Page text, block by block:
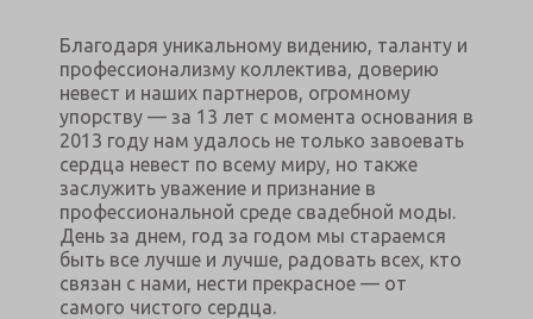
Благодаря уникальному видению, таланту и
профессионализму коллектива, доверию
невест и наших партнеров, огромному
упорству — за 13 лет с момента основания в
2013 году нам удалось не только завоевать
сердца невест по всему миру, но также
заслужить уважение и признание в
профессиональной среде свадебной моды.
День за днем, год за годом мы стараемся
быть все лучше и лучше, радовать всех, кто
связан с нами, нести прекрасное — от
самого чистого сердца.